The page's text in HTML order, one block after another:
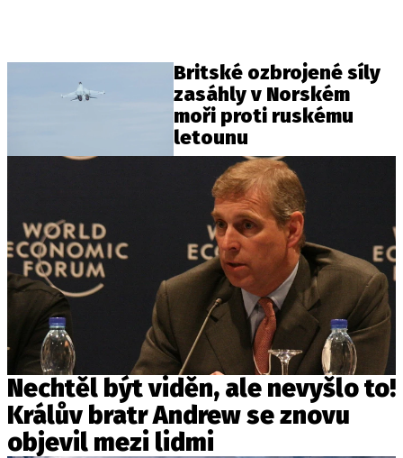
Britské ozbrojené síly
zasáhly v Norském
moři proti ruskému
letounu
Nechtěl být viděn, ale nevyšlo to!
Králův bratr Andrew se znovu
objevil mezi lidmi